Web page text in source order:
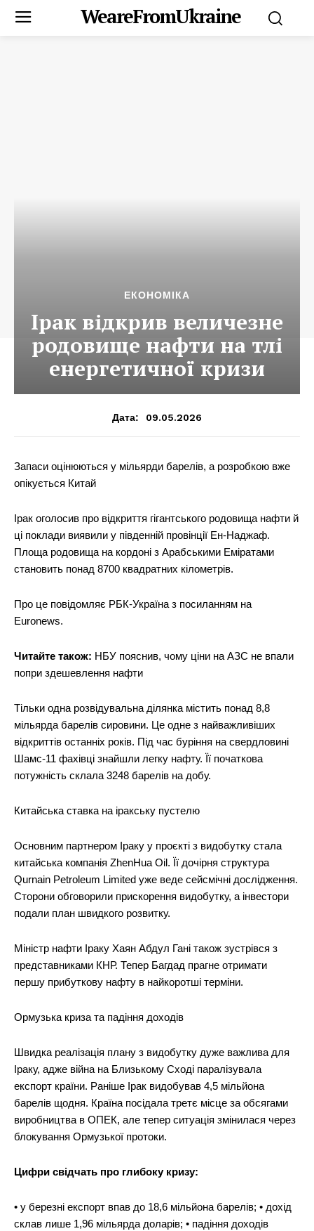
WeareFromUkraine
ЕКОНОМІКА
Ірак відкрив величезне
родовище нафти на тлі
енергетичної кризи
Дата: 09.05.2026
Запаси оцінюються у мільярди барелів, а розробкою вже
опікується Китай
Ірак оголосив про відкриття гігантського родовища нафти й
ці поклади виявили у південній провінції Ен-Наджаф.
Площа родовища на кордоні з Арабськими Еміратами
становить понад 8700 квадратних кілометрів.
Про це повідомляє РБК-Україна з посиланням на
Euronews.
Читайте також: НБУ пояснив, чому ціни на АЗС не впали
попри здешевлення нафти
Тільки одна розвідувальна ділянка містить понад 8,8
мільярда барелів сировини. Це одне з найважливіших
відкриттів останніх років. Під час буріння на свердловині
Шамс-11 фахівці знайшли легку нафту. Її початкова
потужність склала 3248 барелів на добу.
Китайська ставка на іракську пустелю
Основним партнером Іраку у проєкті з видобутку стала
китайська компанія ZhenHua Oil. Її дочірня структура
Qurnain Petroleum Limited уже веде сейсмічні дослідження.
Сторони обговорили прискорення видобутку, а інвестори
подали план швидкого розвитку.
Міністр нафти Іраку Хаян Абдул Гані також зустрівся з
представниками КНР. Тепер Багдад прагне отримати
першу прибуткову нафту в найкоротші терміни.
Ормузька криза та падіння доходів
Швидка реалізація плану з видобутку дуже важлива для
Іраку, адже війна на Близькому Сході паралізувала
експорт країни. Раніше Ірак видобував 4,5 мільйона
барелів щодня. Країна посідала третє місце за обсягами
виробництва в ОПЕК, але тепер ситуація змінилася через
блокування Ормузької протоки.
Цифри свідчать про глибоку кризу:
• у березні експорт впав до 18,6 мільйона барелів; • дохід
склав лише 1,96 мільярда доларів; • падіння доходів